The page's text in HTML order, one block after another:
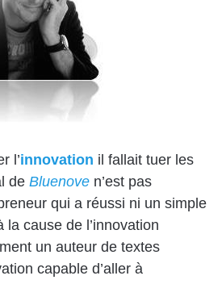
l’innovation il fallait tuer les
de Bluenove n’est pas
qui a réussi ni un simple
cause de l’innovation
un auteur de textes
capable d’aller à